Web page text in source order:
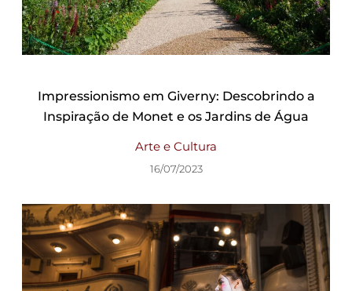
Impressionismo em Giverny: Descobrindo a
Inspiração de Monet e os Jardins de Água
Arte e Cultura
16/07/2023